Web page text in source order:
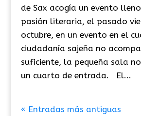
de Sax acogía un evento
pasión literaria, el pasado
octubre, en un evento en el
ciudadanía sajeña no
suficiente, la pequeña sala
un cuarto de entrada. El...
« Entradas más antiguas